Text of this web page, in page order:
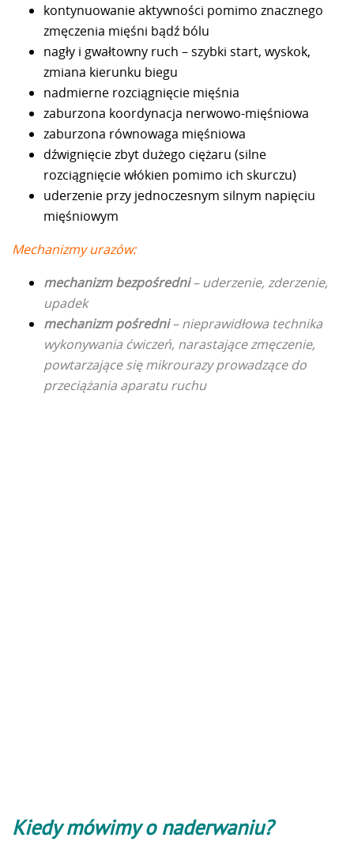
kontynuowanie aktywności pomimo znacznego
zmęczenia mięśni bądź bólu
nagły i gwałtowny ruch – szybki start, wyskok,
zmiana kierunku biegu
nadmierne rozciągnięcie mięśnia
zaburzona koordynacja nerwowo-mięśniowa
zaburzona równowaga mięśniowa
dźwignięcie zbyt dużego ciężaru (silne
rozciągnięcie włókien pomimo ich skurczu)
uderzenie przy jednoczesnym silnym napięciu
mięśniowym
Mechanizmy urazów:
mechanizm bezpośredni– uderzenie, zderzenie,
upadek
mechanizm pośredni– nieprawidłowa technika
wykonywania ćwiczeń, narastające zmęczenie,
powtarzające się mikrourazy prowadzące do
przeciążania aparatu ruchu
Kiedy mówimy o naderwaniu?